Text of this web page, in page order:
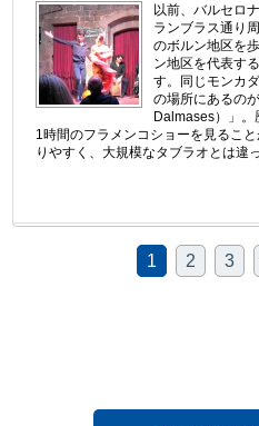
以前、バルセロ
ランブラス通り
のボルン地区を
ン地区を代表す
す。同じモンカ
の場所にあるの
Dalmases）」。
1時間のフラメンコショーを見るこ
りやすく、大規模なタブラオとは違
1 2 3